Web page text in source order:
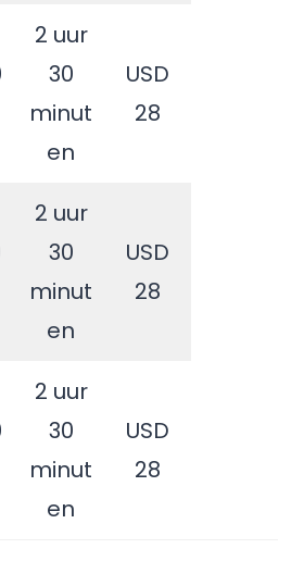
2 uur
30
minut
en
USD
28
2 uur
30
minut
en
USD
28
2 uur
30
minut
en
USD
28